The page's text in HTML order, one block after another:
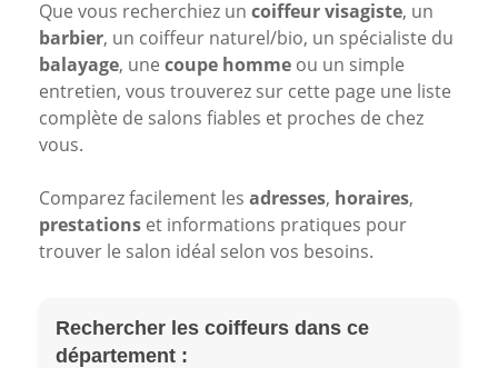
Que vous recherchiez un coiffeur visagiste, un
barbier, un coiffeur naturel/bio, un spécialiste du
balayage, une coupe homme ou un simple
entretien, vous trouverez sur cette page une liste
complète de salons fiables et proches de chez
vous.
Comparez facilement les adresses, horaires,
prestations et informations pratiques pour
trouver le salon idéal selon vos besoins.
Rechercher les coiffeurs dans ce
département :